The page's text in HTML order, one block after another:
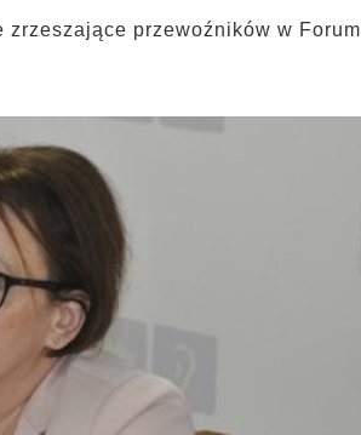
przewoźników w Forum